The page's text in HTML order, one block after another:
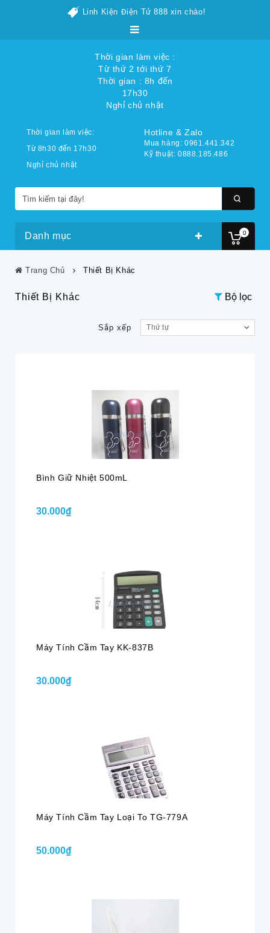
Linh Kiện Điện Tử 888 xin chào!
Thời gian làm việc :
Từ thứ 2 tới thứ 7
Thời gian : 8h đến
17h30
Nghỉ chủ nhật
0
Thời gian làm việc:
Từ 8h30 đến 17h30
Nghỉ chủ nhật
Hotline & Zalo
Mua hàng: 0961.441.342
Kỹ thuật: 0888.185.486
Danh mục
Trang Chủ Thiết Bị Khác
Thiết Bị Khác Bộ lọc
Sắp xếp Thứ tự
Bình Giữ Nhiệt 500mL
30.000₫
Máy Tính Cầm Tay KK-837B
30.000₫
Máy Tính Cầm Tay Loại To TG-779A
50.000₫